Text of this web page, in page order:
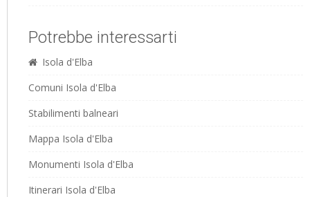
Potrebbe interessarti
Isola d'Elba
Comuni Isola d'Elba
Stabilimenti balneari
Mappa Isola d'Elba
Monumenti Isola d'Elba
Itinerari Isola d'Elba